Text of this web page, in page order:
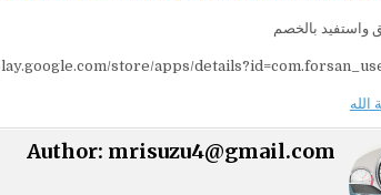
واستفيد بالخصم
store/apps/
الله
Author: mrisuzu4@gmail.com